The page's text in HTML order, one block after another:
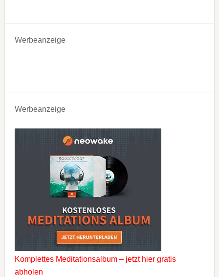
Werbeanzeige
Werbeanzeige
Komplettes Meditationsalbum – jetzt hier gratis
abholen